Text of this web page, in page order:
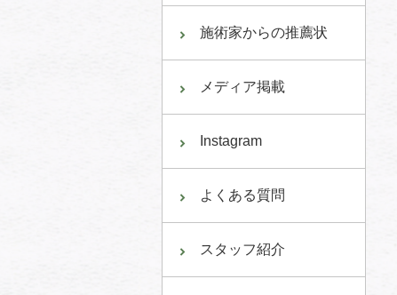
施術家からの推薦状
メディア掲載
Instagram
よくある質問
スタッフ紹介